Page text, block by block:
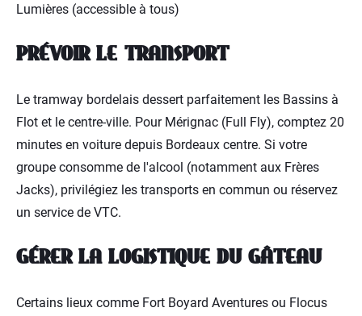
Lumières (accessible à tous)
PRÉVOIR LE TRANSPORT
Le tramway bordelais dessert parfaitement les Bassins à
Flot et le centre-ville. Pour Mérignac (Full Fly), comptez 20
minutes en voiture depuis Bordeaux centre. Si votre
groupe consomme de l'alcool (notamment aux Frères
Jacks), privilégiez les transports en commun ou réservez
un service de VTC.
GÉRER LA LOGISTIQUE DU GÂTEAU
Certains lieux comme Fort Boyard Aventures ou Flocus